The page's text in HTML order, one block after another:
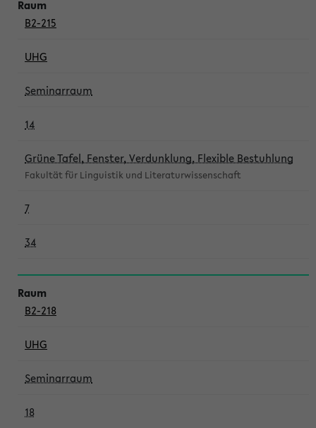
B2-215
UHG
Seminarraum
14
Grüne Tafel, Fenster, Verdunklung, Flexible Bestuhlung
Fakultät für Linguistik und Literaturwissenschaft
7
34
B2-218
UHG
Seminarraum
18